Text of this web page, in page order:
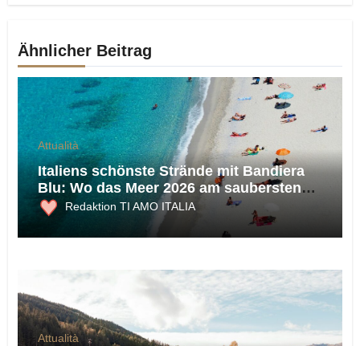
Ähnlicher Beitrag
Attualità
Italiens schönste Strände mit Bandiera
Blu: Wo das Meer 2026 am saubersten
ist
Redaktion TI AMO ITALIA
Attualità